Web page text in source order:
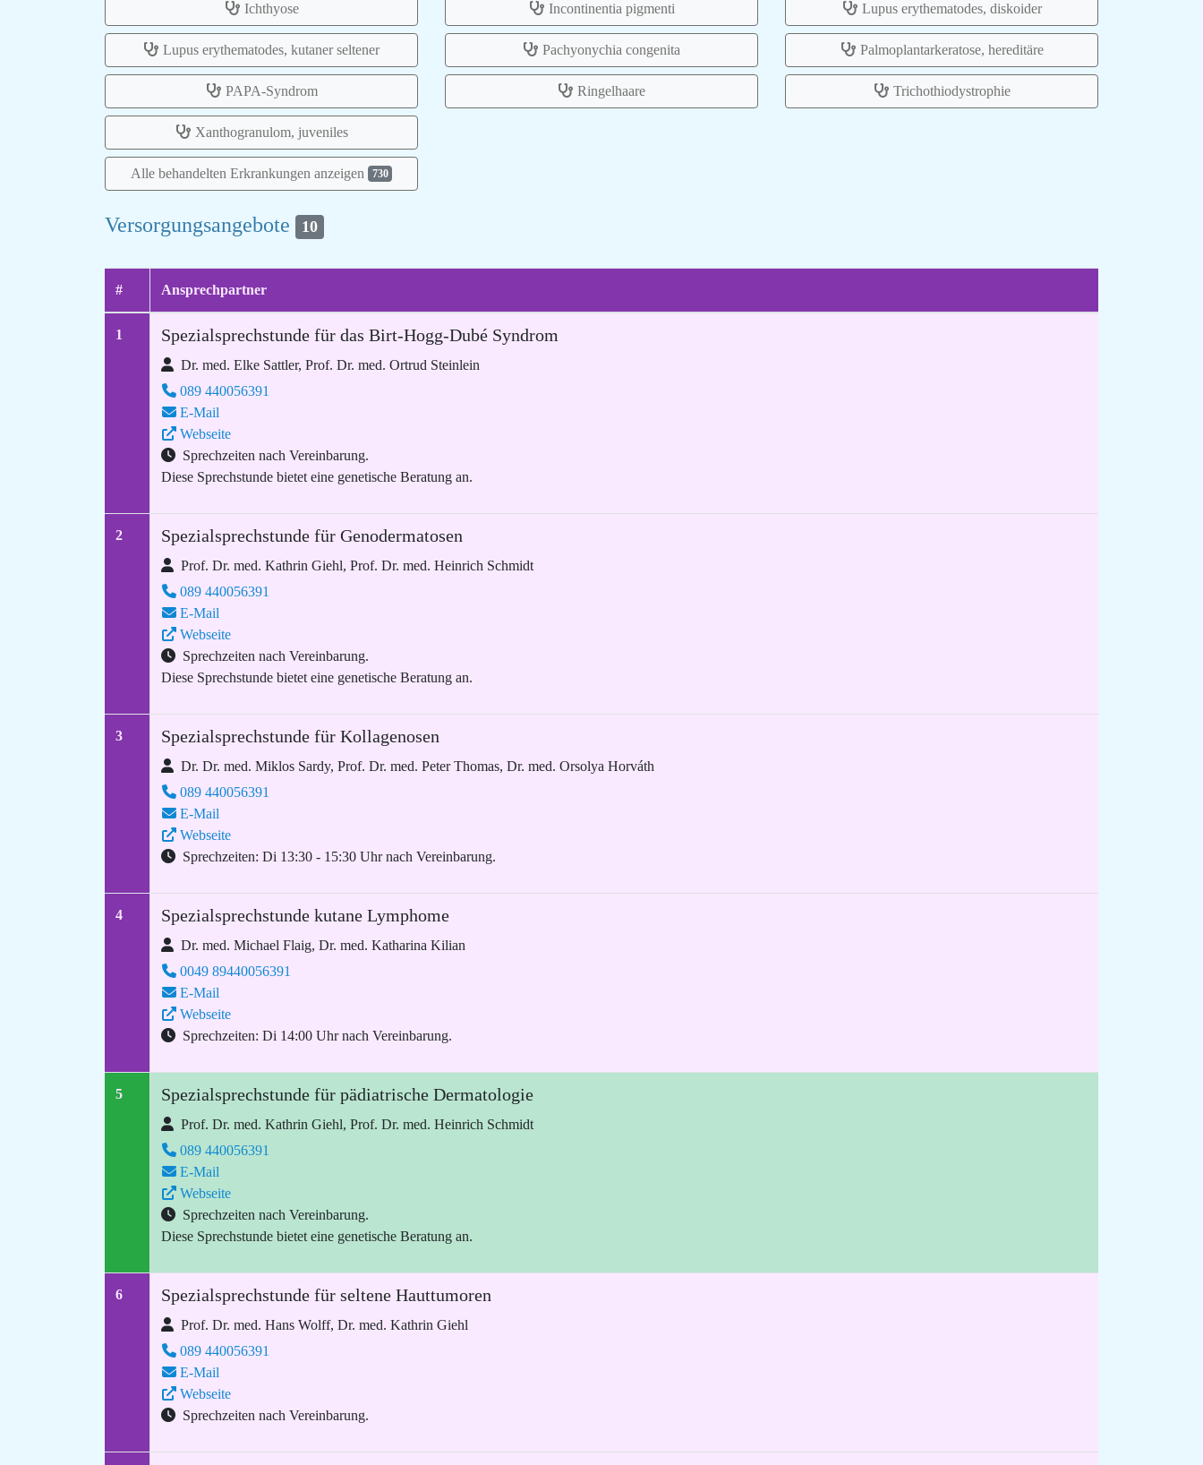
Ichthyose Incontinentia pigmenti Lupus erythematodes, diskoider
Lupus erythematodes, kutaner seltener Pachyonychia congenita Palmoplantarkeratose, hereditäre
PAPA-Syndrom Ringelhaare Trichothiodystrophie
Xanthogranulom, juveniles
Alle behandelten Erkrankungen anzeigen 730
Versorgungsangebote 10
# Ansprechpartner
1 Spezialsprechstunde für das Birt-Hogg-Dubé Syndrom
Dr. med. Elke Sattler, Prof. Dr. med. Ortrud Steinlein
089 440056391
E-Mail
Webseite
Sprechzeiten nach Vereinbarung.
Diese Sprechstunde bietet eine genetische Beratung an.
2 Spezialsprechstunde für Genodermatosen
Prof. Dr. med. Kathrin Giehl, Prof. Dr. med. Heinrich Schmidt
089 440056391
E-Mail
Webseite
Sprechzeiten nach Vereinbarung.
Diese Sprechstunde bietet eine genetische Beratung an.
3 Spezialsprechstunde für Kollagenosen
Dr. Dr. med. Miklos Sardy, Prof. Dr. med. Peter Thomas, Dr. med. Orsolya Horváth
089 440056391
E-Mail
Webseite
Sprechzeiten: Di 13:30 - 15:30 Uhr nach Vereinbarung.
4 Spezialsprechstunde kutane Lymphome
Dr. med. Michael Flaig, Dr. med. Katharina Kilian
0049 89440056391
E-Mail
Webseite
Sprechzeiten: Di 14:00 Uhr nach Vereinbarung.
5 Spezialsprechstunde für pädiatrische Dermatologie
Prof. Dr. med. Kathrin Giehl, Prof. Dr. med. Heinrich Schmidt
089 440056391
E-Mail
Webseite
Sprechzeiten nach Vereinbarung.
Diese Sprechstunde bietet eine genetische Beratung an.
6 Spezialsprechstunde für seltene Hauttumoren
Prof. Dr. med. Hans Wolff, Dr. med. Kathrin Giehl
089 440056391
E-Mail
Webseite
Sprechzeiten nach Vereinbarung.